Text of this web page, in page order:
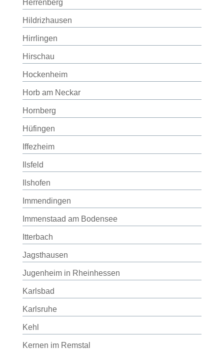
Herrenberg
Hildrizhausen
Hirrlingen
Hirschau
Hockenheim
Horb am Neckar
Hornberg
Hüfingen
Iffezheim
Ilsfeld
Ilshofen
Immendingen
Immenstaad am Bodensee
Itterbach
Jagsthausen
Jugenheim in Rheinhessen
Karlsbad
Karlsruhe
Kehl
Kernen im Remstal